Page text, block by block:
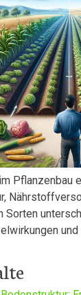
Pflanzenbau
Sorten